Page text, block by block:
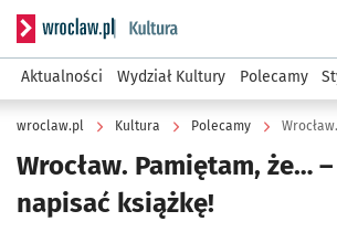
Serwis informacyjny wroclaw.pl
Aktualności Wydział Kultury Polecamy
wroclaw.pl Kultura Polecamy
Wrocław. Pamiętam, że…
napisać książkę!